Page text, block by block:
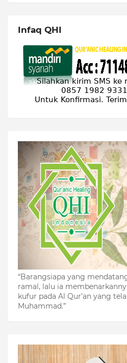
Infaq QHI
“Barangsiapa yang
ramal, lalu ia
kufur pada Al Qur’an yang
Muhammad.”